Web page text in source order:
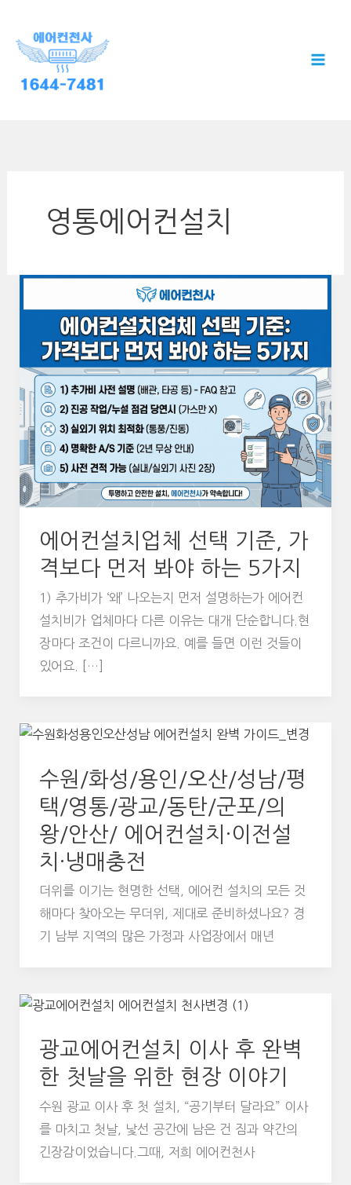
영통에어컨설치
에어컨설치업체 선택 기준, 가
격보다 먼저 봐야 하는 5가지
1) 추가비가 ‘왜’ 나오는지 먼저 설명하는가 에어컨
설치비가 업체마다 다른 이유는 대개 단순합니다.현
장마다 조건이 다르니까요. 예를 들면 이런 것들이
있어요. […]
수원/화성/용인/오산/성남/평
택/영통/광교/동탄/군포/의
왕/안산/ 에어컨설치·이전설
치·냉매충전
더위를 이기는 현명한 선택, 에어컨 설치의 모든 것
해마다 찾아오는 무더위, 제대로 준비하셨나요? 경
기 남부 지역의 많은 가정과 사업장에서 매년
광교에어컨설치 이사 후 완벽
한 첫날을 위한 현장 이야기
수원 광교 이사 후 첫 설치, “공기부터 달라요” 이사
를 마치고 첫날, 낯선 공간에 남은 건 짐과 약간의
긴장감이었습니다.그때, 저희 에어컨천사